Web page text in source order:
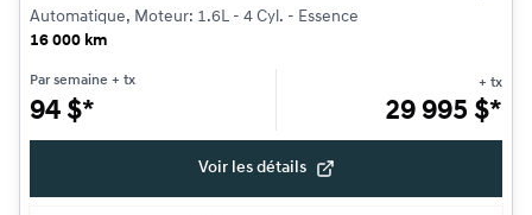
Automatique, Moteur: 1.6L - 4 Cyl. - Essence
16 000 km
Par semaine + tx
94 $*
+ tx
29 995 $*
Voir les détails